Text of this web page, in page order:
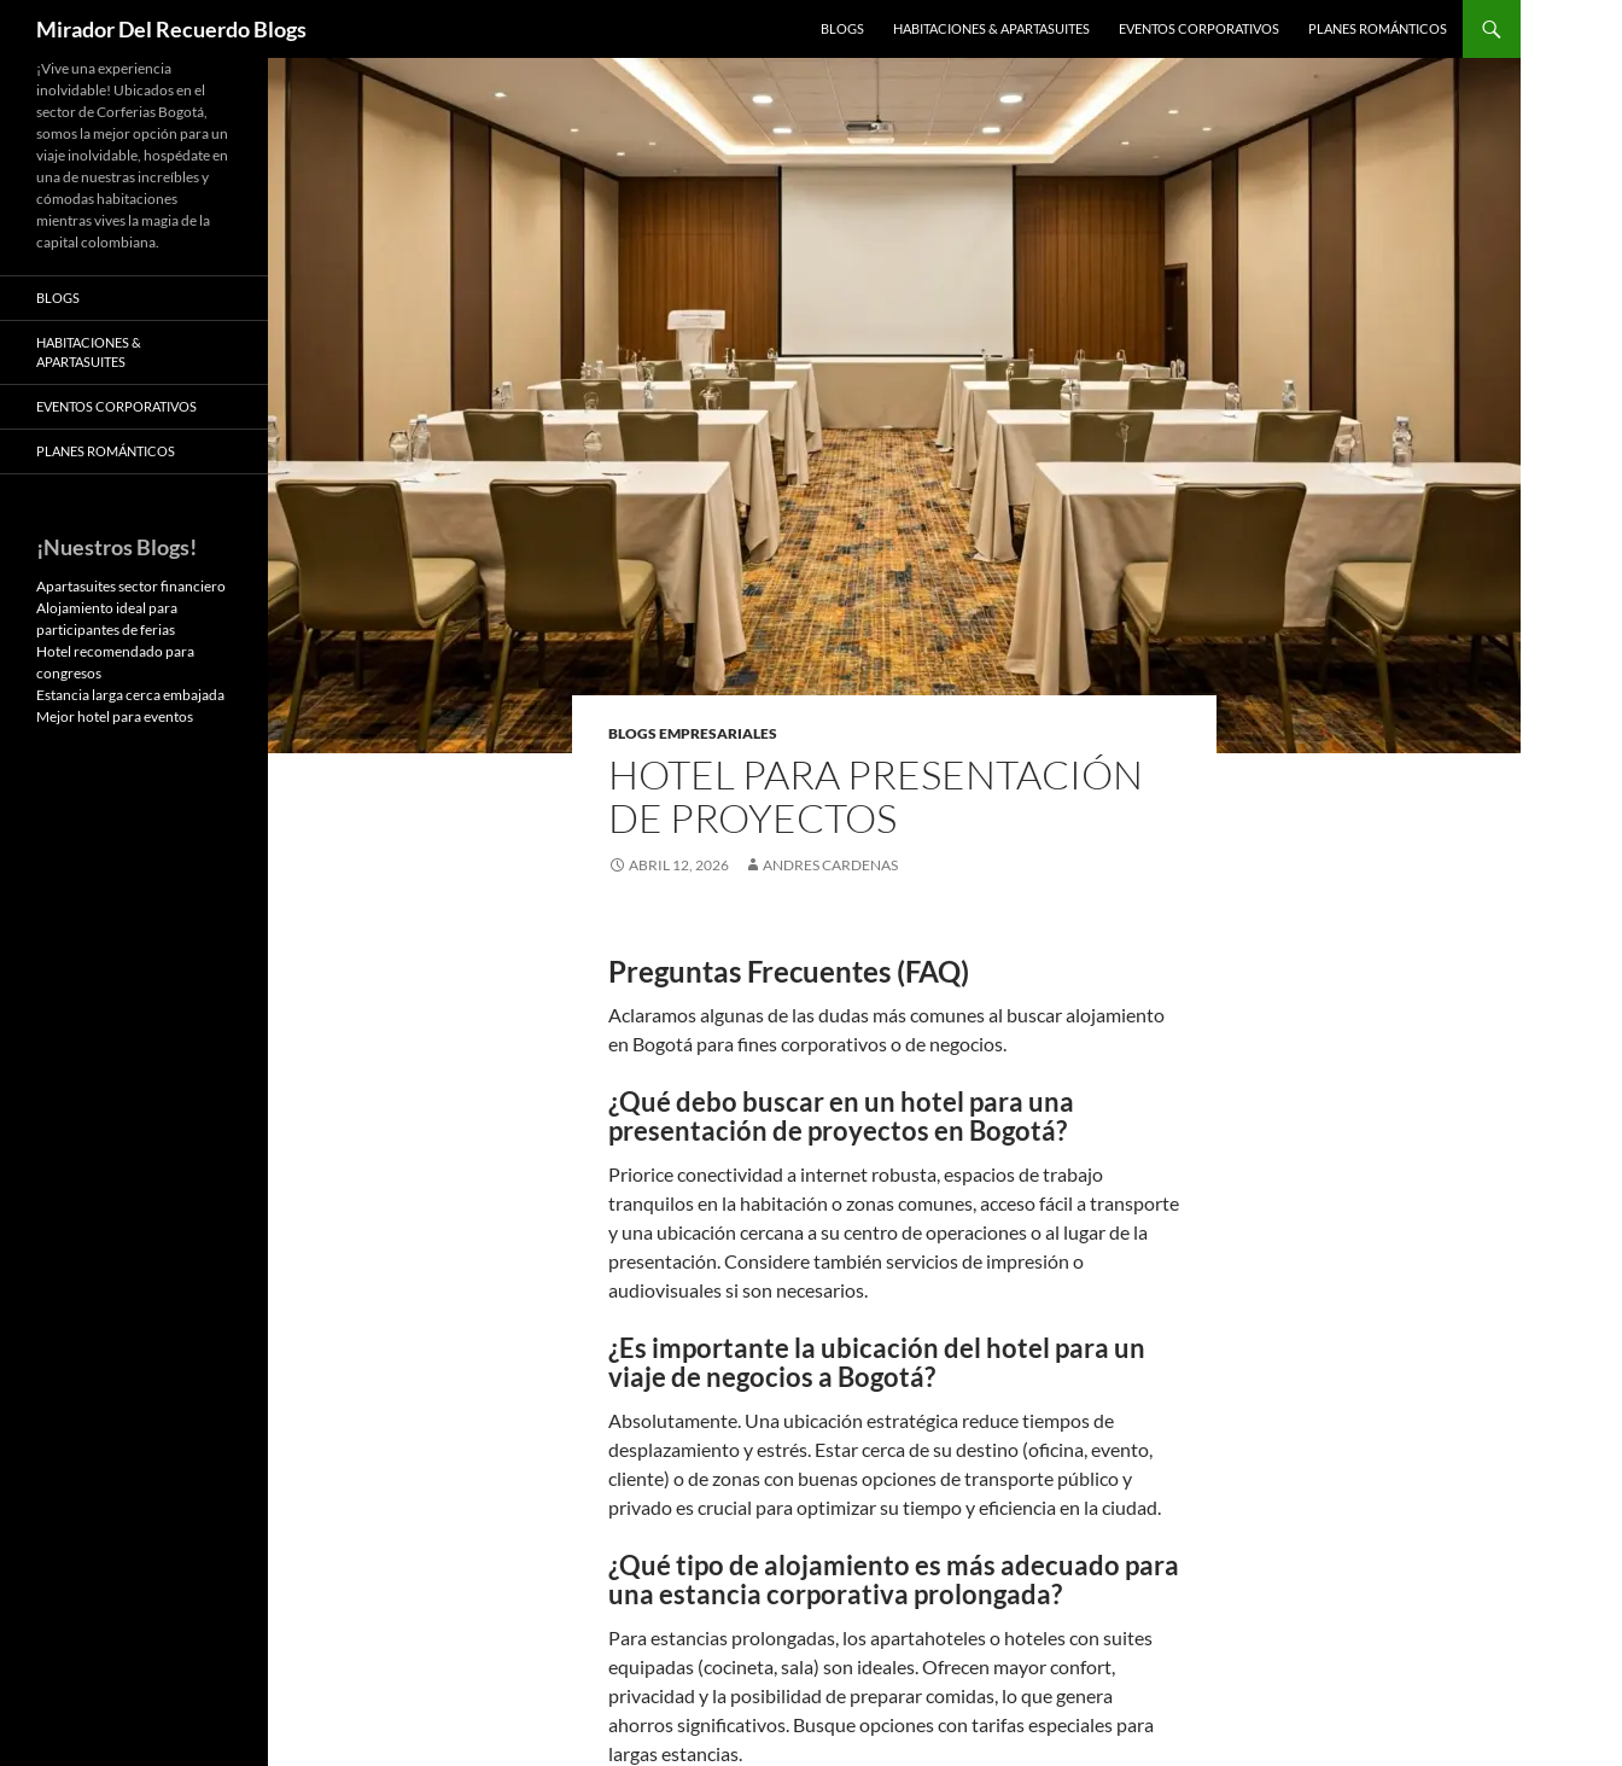
Saltar
contenido
Mirador Del Recuerdo Blogs BLOGS HABITACIONES & APARTASUITES EVENTOS CORPORATIVOS PLANES ROMÁNTICOS
BLOGS EMPRESARIALES
HOTEL PARA PRESENTACIÓN
DE PROYECTOS
ABRIL 12, 2026 ANDRES CARDENAS
Preguntas Frecuentes (FAQ)
Aclaramos algunas de las dudas más comunes al buscar alojamiento
en Bogotá para fines corporativos o de negocios.
¿Qué debo buscar en un hotel para una
presentación de proyectos en Bogotá?
Priorice conectividad a internet robusta, espacios de trabajo
tranquilos en la habitación o zonas comunes, acceso fácil a transporte
y una ubicación cercana a su centro de operaciones o al lugar de la
presentación. Considere también servicios de impresión o
audiovisuales si son necesarios.
¿Es importante la ubicación del hotel para un
viaje de negocios a Bogotá?
Absolutamente. Una ubicación estratégica reduce tiempos de
desplazamiento y estrés. Estar cerca de su destino (oficina, evento,
cliente) o de zonas con buenas opciones de transporte público y
privado es crucial para optimizar su tiempo y eficiencia en la ciudad.
¿Qué tipo de alojamiento es más adecuado para
una estancia corporativa prolongada?
Para estancias prolongadas, los apartahoteles o hoteles con suites
equipadas (cocineta, sala) son ideales. Ofrecen mayor confort,
privacidad y la posibilidad de preparar comidas, lo que genera
ahorros significativos. Busque opciones con tarifas especiales para
largas estancias.
¡Vive una experiencia
inolvidable! Ubicados en el
sector de Corferias Bogotá,
somos la mejor opción para un
viaje inolvidable, hospédate en
una de nuestras increíbles y
cómodas habitaciones
mientras vives la magia de la
capital colombiana.
BLOGS
HABITACIONES &
APARTASUITES
EVENTOS CORPORATIVOS
PLANES ROMÁNTICOS
¡Nuestros Blogs!
Apartasuites sector financiero
Alojamiento ideal para
participantes de ferias
Hotel recomendado para
congresos
Estancia larga cerca embajada
Mejor hotel para eventos